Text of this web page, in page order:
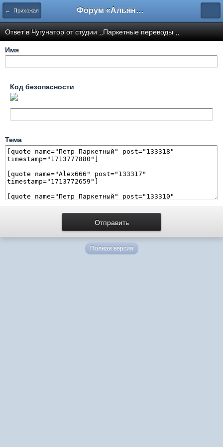
← Прихожая Форум «Альянса вольных переводчиков»
Ответ в Чугунатор от студии ,,Паркетные переводы ,,
Имя
Код безопасности
Тема
Полная версия